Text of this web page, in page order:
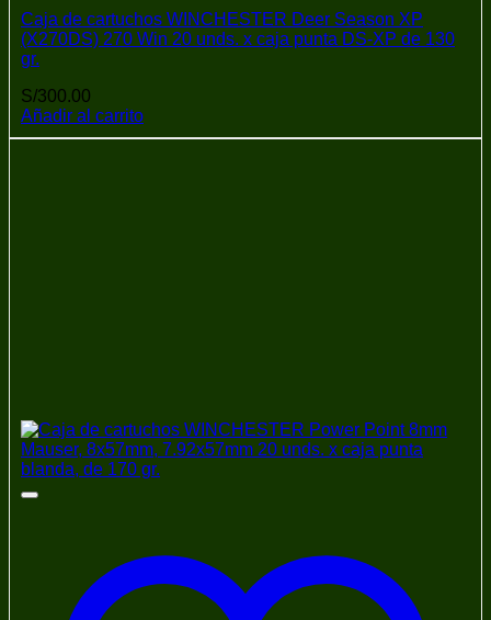
Caja de cartuchos WINCHESTER Deer Season XP
(X270DS) 270 Win 20 unds. x caja punta DS-XP de 130
gr.
S/300.00
Añadir al carrito